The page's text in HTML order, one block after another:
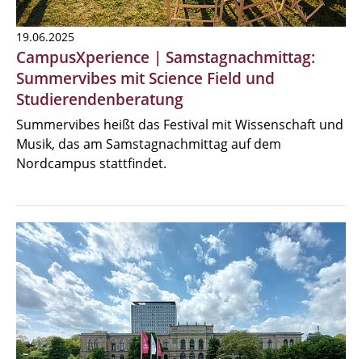
19.06.2025
CampusXperience | Samstagnachmittag:
Summervibes mit Science Field und
Studierendenberatung
Summervibes heißt das Festival mit Wissenschaft und
Musik, das am Samstagnachmittag auf dem
Nordcampus stattfindet.